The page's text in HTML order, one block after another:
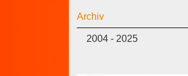
Archiv
2004 - 2025